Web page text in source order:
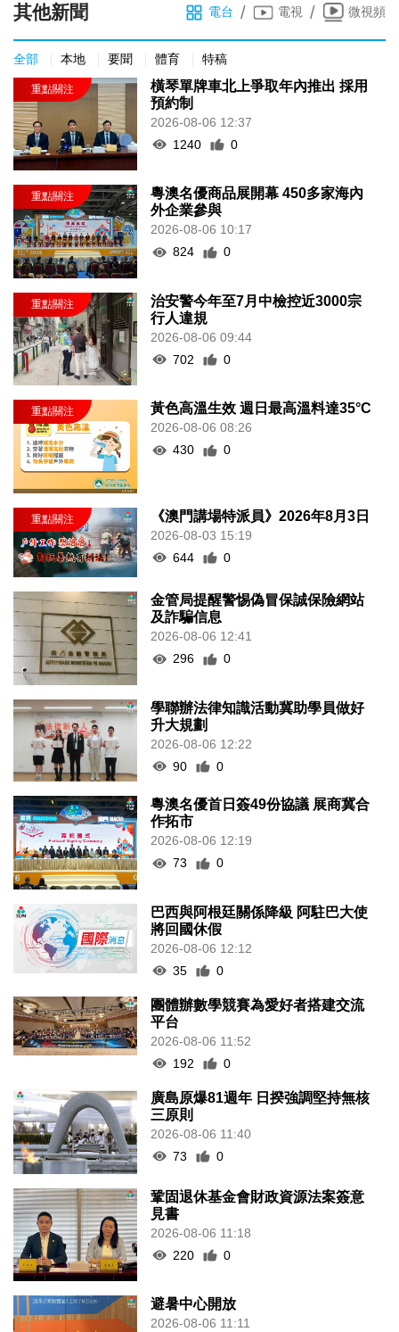
其他新聞 電台 / 電視 / 微視頻
全部 本地 要聞 體育 特稿
橫琴單牌車北上爭取年內推出 採用
預約制
2026-08-06 12:37
1240
0
粵澳名優商品展開幕 450多家海內
外企業參與
2026-08-06 10:17
824
0
治安警今年至7月中檢控近3000宗
行人違規
2026-08-06 09:44
702
0
黃色高溫生效 週日最高溫料達35°C
2026-08-06 08:26
430
0
《澳門講場特派員》2026年8月3日
2026-08-03 15:19
644
0
金管局提醒警惕偽冒保誠保險網站
及詐騙信息
2026-08-06 12:41
296
0
學聯辦法律知識活動冀助學員做好
升大規劃
2026-08-06 12:22
90
0
粵澳名優首日簽49份協議 展商冀合
作拓市
2026-08-06 12:19
73
0
巴西與阿根廷關係降級 阿駐巴大使
將回國休假
2026-08-06 12:12
35
0
團體辦數學競賽為愛好者搭建交流
平台
2026-08-06 11:52
192
0
廣島原爆81週年 日揆強調堅持無核
三原則
2026-08-06 11:40
73
0
鞏固退休基金會財政資源法案簽意
見書
2026-08-06 11:18
220
0
避暑中心開放
2026-08-06 11:11